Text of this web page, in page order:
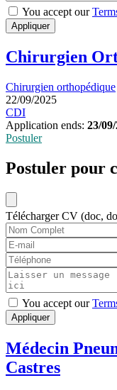
You accept our
Appliquer
Chirurgien
Chirurgien orthopédique
22/09/2025
CDI
Application ends: 23/
Postuler
Postuler pour
Télécharger CV (doc,
You accept our
Appliquer
Médecin
Castres